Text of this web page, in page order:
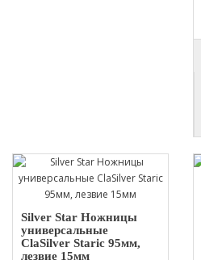
Silver Star Ножницы
универсальные
ClaSilver Staric 95мм,
лезвие 15мм